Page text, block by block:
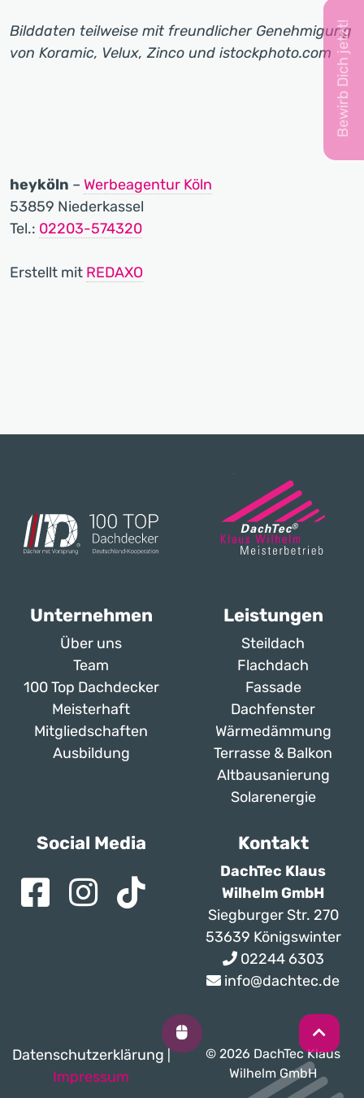
Bilddaten teilweise mit freundlicher Genehmigung
von Koramic, Velux, Zinco und istockphoto.com
heyköln – Werbeagentur Köln
53859 Niederkassel
Tel.: 02203-574320
Erstellt mit REDAXO
Bewirb Dich jetzt!
Unternehmen
Über uns
Team
100 Top Dachdecker
Meisterhaft
Mitgliedschaften
Ausbildung
Leistungen
Steildach
Flachdach
Fassade
Dachfenster
Wärmedämmung
Terrasse & Balkon
Altbausanierung
Solarenergie
Social Media Kontakt
DachTec Klaus
Wilhelm GmbH
Siegburger Str. 270
53639 Königswinter
02244 6303
info@dachtec.de
Datenschutzerklärung
Impressum
© 2026 DachTec Klaus
Wilhelm GmbH